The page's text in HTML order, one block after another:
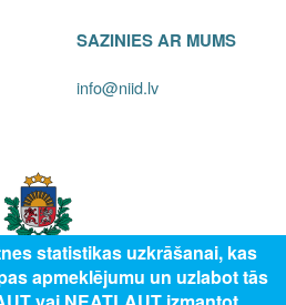
SAZINIES AR MUMS
info@niid.lv
statistikas uzkrāšanai, kas
apmeklējumu un uzlabot tās